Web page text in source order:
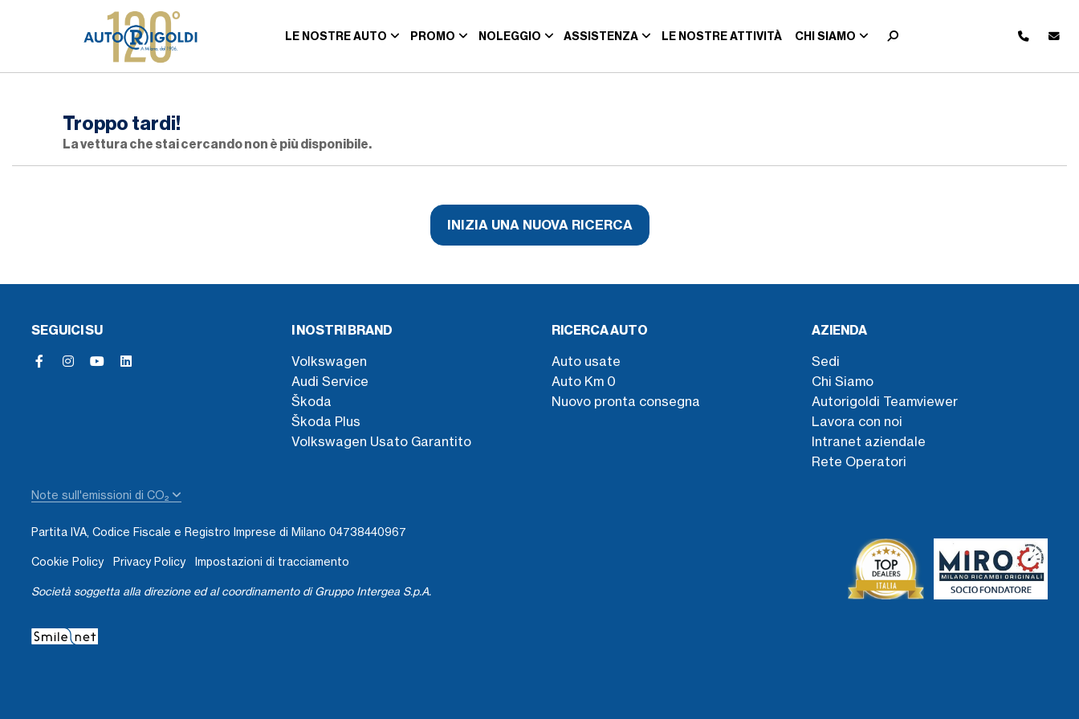
LE NOSTRE AUTO PROMO NOLEGGIO ASSISTENZA LE NOSTRE ATTIVITÀ CHI SIAMO
Troppo tardi!
La vettura che stai cercando non è più disponibile.
INIZIA UNA NUOVA RICERCA
SEGUICI SU I NOSTRI BRAND
Volkswagen
Audi Service
Škoda
Škoda Plus
Volkswagen Usato Garantito
RICERCA AUTO
Auto usate
Auto Km 0
Nuovo pronta consegna
AZIENDA
Sedi
Chi Siamo
Autorigoldi Teamviewer
Lavora con noi
Intranet aziendale
Rete Operatori
Note sull'emissioni di CO₂
Partita IVA, Codice Fiscale e Registro Imprese di Milano 04738440967
Cookie Policy Privacy Policy Impostazioni di tracciamento
Società soggetta alla direzione ed al coordinamento di Gruppo Intergea S.p.A.